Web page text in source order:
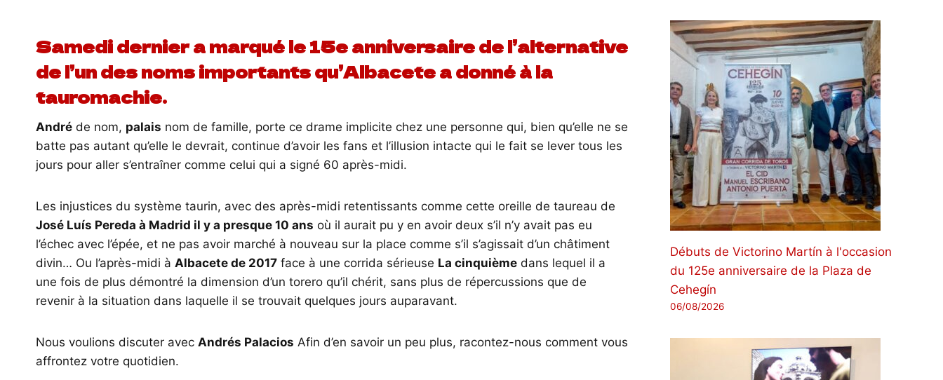
Samedi dernier a marqué le 15e anniversaire de l’alternative
de l’un des noms importants qu’Albacete a donné à la
tauromachie.
André de nom, palais nom de famille, porte ce drame implicite chez une personne qui, bien qu’elle ne se
batte pas autant qu’elle le devrait, continue d’avoir les fans et l’illusion intacte qui le fait se lever tous les
jours pour aller s’entraîner comme celui qui a signé 60 après-midi.
Les injustices du système taurin, avec des après-midi retentissants comme cette oreille de taureau de
José Luís Pereda à Madrid il y a presque 10 ans où il aurait pu y en avoir deux s’il n’y avait pas eu
l’échec avec l’épée, et ne pas avoir marché à nouveau sur la place comme s’il s’agissait d’un châtiment
divin… Ou l’après-midi à Albacete de 2017 face à une corrida sérieuse La cinquième dans lequel il a
une fois de plus démontré la dimension d’un torero qu’il chérit, sans plus de répercussions que de
revenir à la situation dans laquelle il se trouvait quelques jours auparavant.
Nous voulions discuter avec Andrés Palacios Afin d’en savoir un peu plus, racontez-nous comment vous
affrontez votre quotidien.
Débuts de Victorino Martín à l'occasion
du 125e anniversaire de la Plaza de
Cehegín
06/08/2026